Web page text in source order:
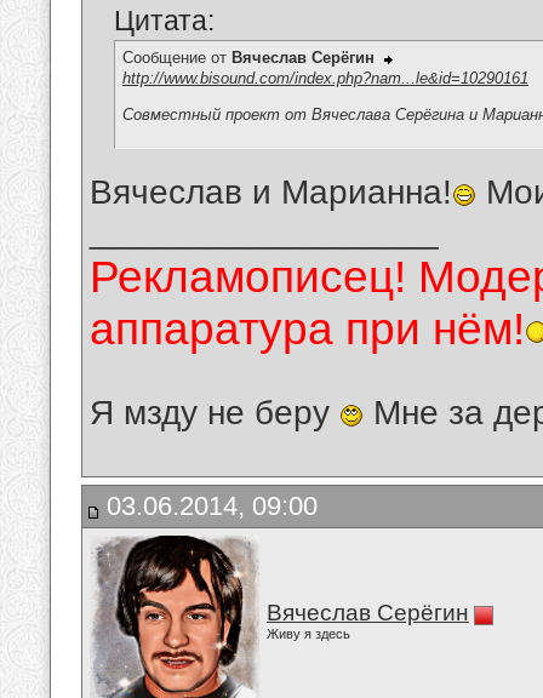
Цитата:
Сообщение от Вячеслав Серёгин
http://www.bisound.com/index.php?nam...le&id=10290161
Совместный проект от Вячеслава Серёгина и
Вячеслав и Марианна!
Рекламописец!
аппаратура при нём!
Я мзду не беру Мне за
03.06.2014, 09:00
Вячеслав Серёгин
Живу я здесь